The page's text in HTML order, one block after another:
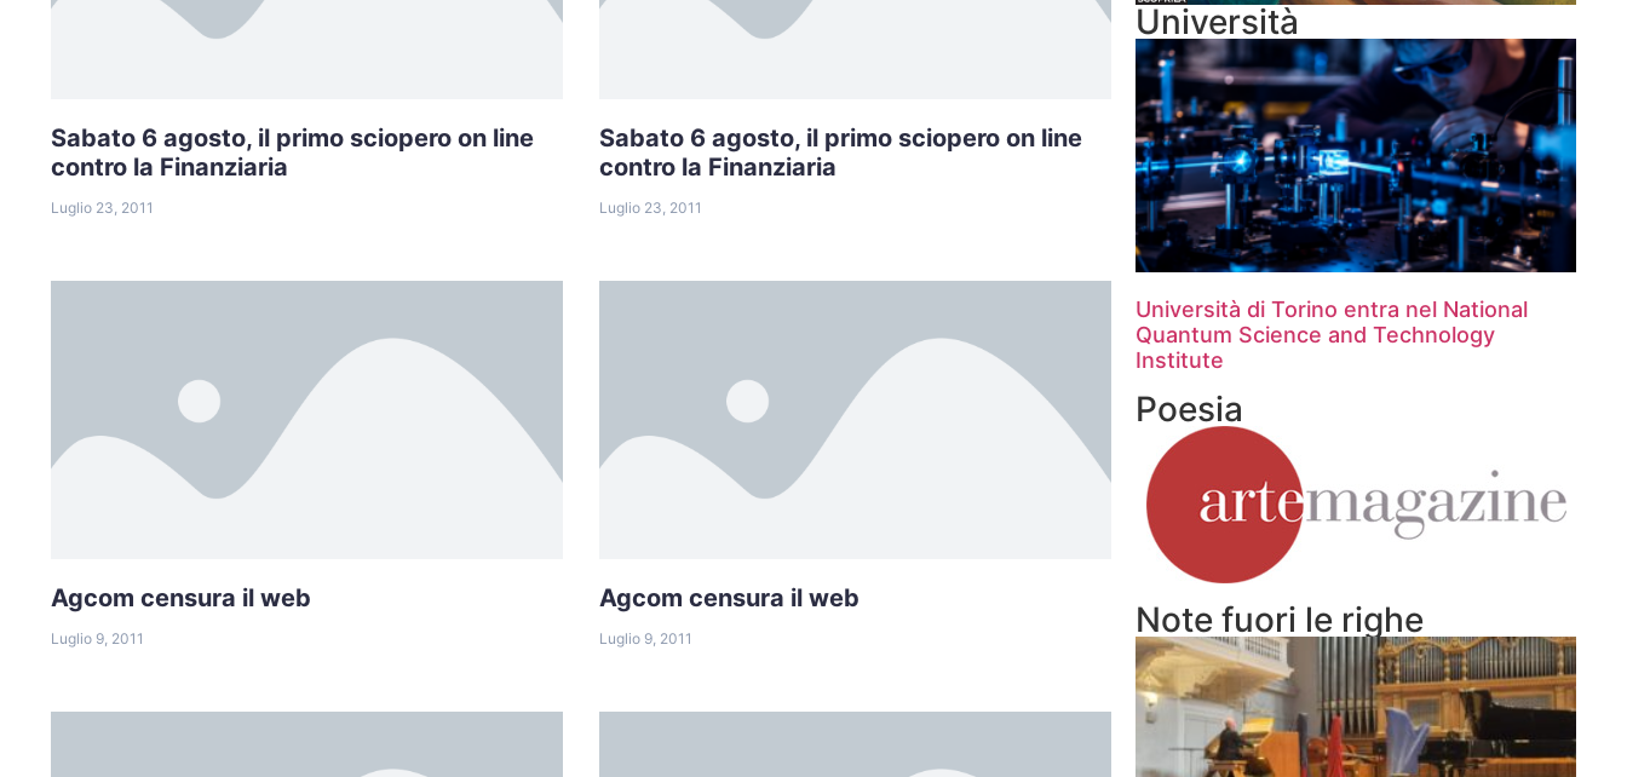
Sabato 6 agosto, il primo sciopero on line
contro la Finanziaria
Luglio 23, 2011
Sabato 6 agosto, il primo sciopero on line
contro la Finanziaria
Luglio 23, 2011
Agcom censura il web
Luglio 9, 2011
Agcom censura il web
Luglio 9, 2011
Università
Università di Torino entra nel National
Quantum Science and Technology
Institute
Poesia
Note fuori le righe